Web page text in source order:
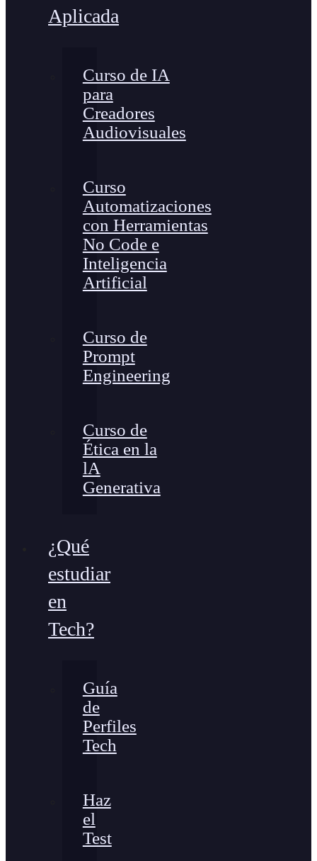
Aplicada
Curso de IA
para
Creadores
Audiovisuales
Curso
Automatizaciones
con Herramientas
No Code e
Inteligencia
Artificial
Curso de
Prompt
Engineering
Curso de
Ética en la
lA
Generativa
¿Qué
estudiar
en
Tech?
Guía
de
Perfiles
Tech
Haz
el
Test